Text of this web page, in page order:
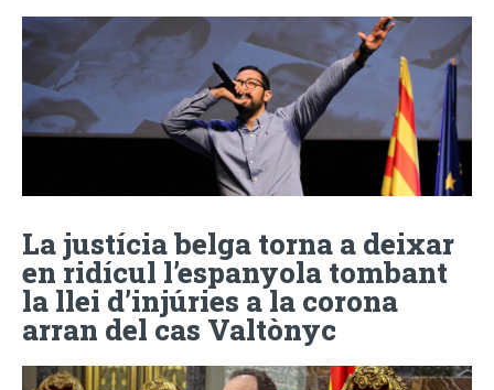
La justícia belga torna a deixar
en ridícul l’espanyola tombant
la llei d’injúries a la corona
arran del cas Valtònyc